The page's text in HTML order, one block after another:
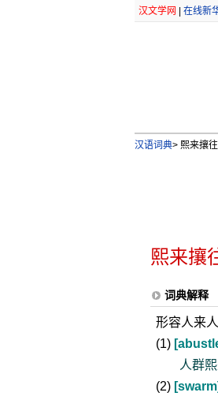
汉文学网 在线新
汉语词典>熙来攘
熙来攘
词典解释
形容人来
(1)
人群
(2)